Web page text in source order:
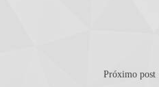
Próximo post